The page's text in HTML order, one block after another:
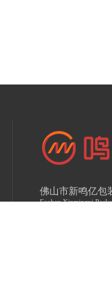
佛山市新鸣亿包
Foshan Xinmingyi